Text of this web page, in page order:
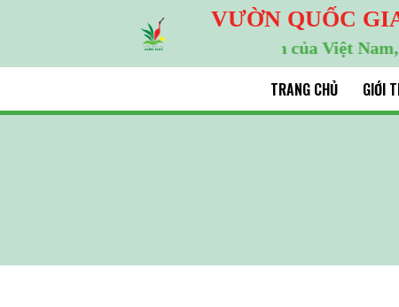
VƯỜN QUỐC
Khu Ramsar đầu tiên của Việt Nam,
TRANG CHỦ GIỚI